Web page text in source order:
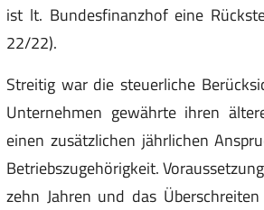
ist lt. Bundesfinanzhof eine
22/22).
Streitig war die steuerliche
Unternehmen gewährte ihren
einen zusätzlichen jährlichen
Betriebszugehörigkeit.
zehn Jahren und das